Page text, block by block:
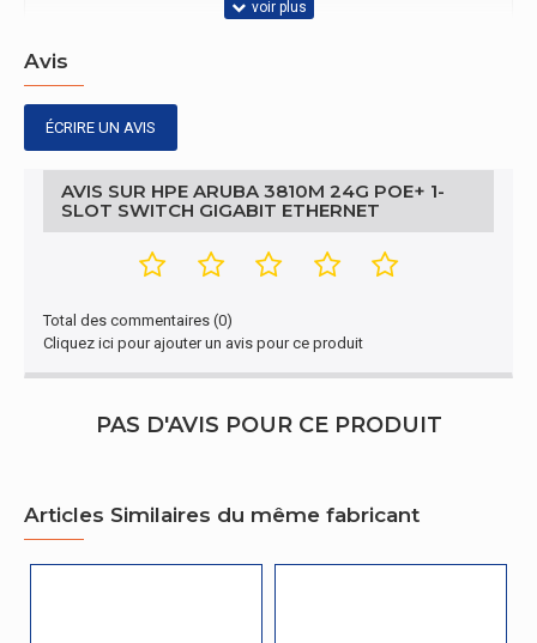
Conditions environnementales
Autres caractéristiques
slot Switch
Type de mémoire DDR3 SDRAM
Avis
ÉCRIRE UN AVIS
AVIS SUR HPE ARUBA 3810M 24G POE+ 1-
SLOT SWITCH GIGABIT ETHERNET
Total des commentaires (0)
Cliquez ici pour ajouter un avis pour ce produit
PAS D'AVIS POUR CE PRODUIT
Articles Similaires du même fabricant